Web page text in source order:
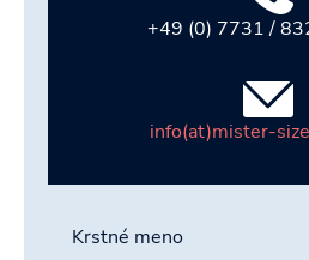
+49 (0) 7731 /
info(at)mister-
Krstné meno